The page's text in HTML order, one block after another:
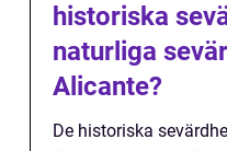
historiska
naturliga
Alicante?
De historiska